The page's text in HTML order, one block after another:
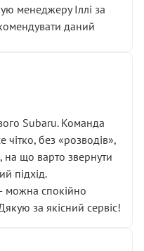
менеджеру Іллі за
даний
Subaru. Команда
чітко, без «розводів»,
на що варто звернути
підхід.
можна спокійно
за якісний сервіс!